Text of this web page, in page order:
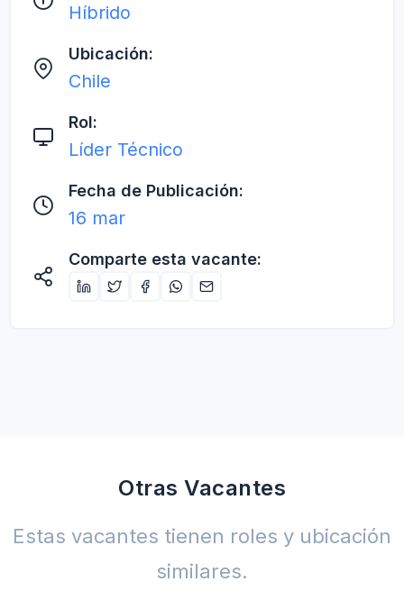
Híbrido
Ubicación:
Chile
Rol:
Líder Técnico
Fecha de Publicación:
16 mar
Comparte esta vacante:
Otras Vacantes
Estas vacantes tienen roles y ubicación
similares.